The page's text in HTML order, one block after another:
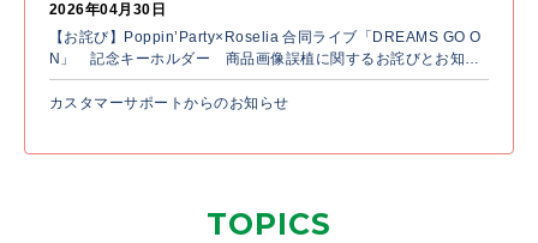
2026年04月30日
【お詫び】Poppin’Party×Roselia 合同ライブ「DREAMS GO O
N」 記念キーホルダー 商品画像誤植に関するお詫びとお知ら
せ
カスタマーサポートからのお知らせ
TOPICS